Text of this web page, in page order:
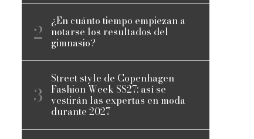
¿En cuánto tiempo empiezan a
notarse los resultados del
gimnasio?
Street style de Copenhagen
Fashion Week SS27: así se
vestirán las expertas en moda
durante 2027